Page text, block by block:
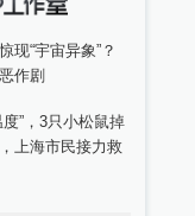
现“宇宙异象”？
作剧
”，3只小松鼠掉
上海市民接力救